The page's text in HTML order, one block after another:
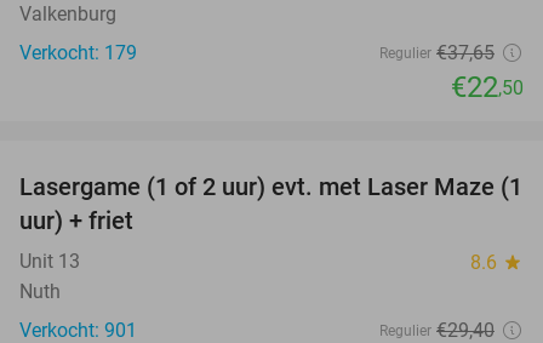
Valkenburg
Verkocht: 179
Regulier €37,65
€22,50
22%
Lasergame (1 of 2 uur) evt. met Laser Maze (1
uur) + friet
Unit 13 8.6 star
Nuth
Verkocht: 901
Regulier €29,40